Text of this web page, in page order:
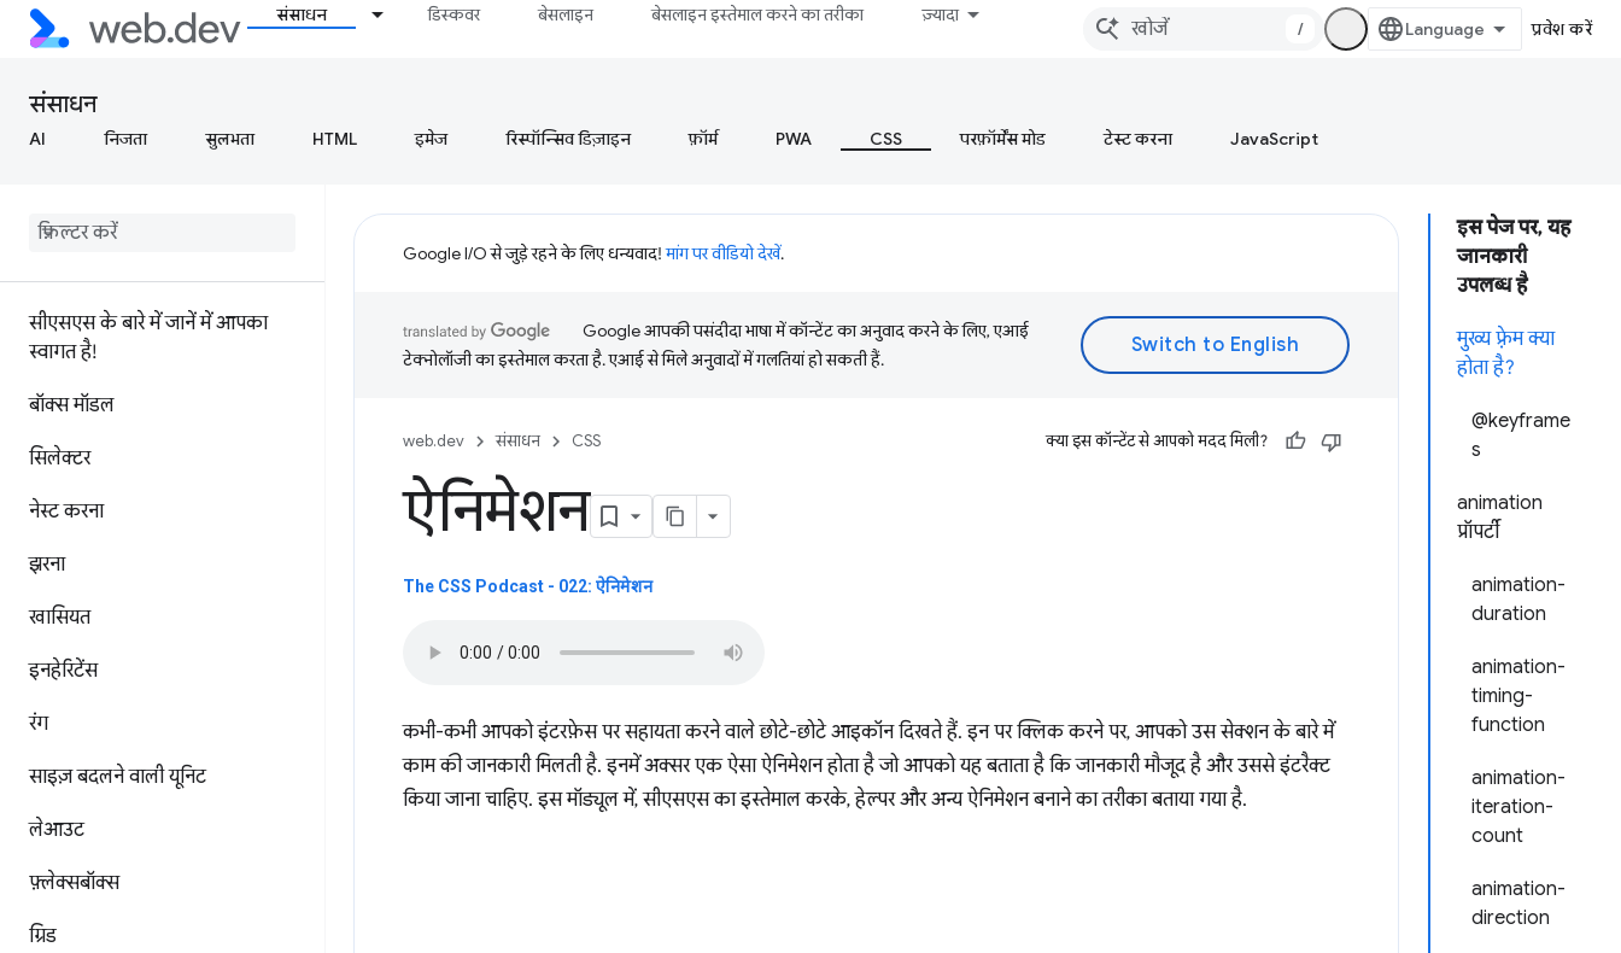
संसाधन डिस्कवर बेसलाइन बेसलाइन इस्तेमाल करने का तरीका ज़्यादा
/ प्रवेश करें
संसाधन
AI निजता सुलभता HTML इमेज रिस्पॉन्सिव डिज़ाइन फ़ॉर्म PWA CSS परफ़ॉर्मेंस मोड टेस्ट करना JavaScript
सीएसएस के बारे में जानें में आपका
स्वागत है!
बॉक्स मॉडल
सिलेक्टर
नेस्ट करना
झरना
खासियत
इनहेरिटेंस
रंग
साइज़ बदलने वाली यूनिट
लेआउट
फ़्लेक्सबॉक्स
ग्रिड
इस पेज पर, यह
जानकारी
उपलब्ध है
मुख्य फ़्रेम क्या
होता है?
@keyframe
s
animation
प्रॉपर्टी
animation-
duration
animation-
timing-
function
animation-
iteration-
count
animation-
direction
Google I/O से जुड़े रहने के लिए धन्यवाद!मांग पर वीडियो देखें.
Google आपकी पसंदीदा भाषा में कॉन्टेंट का अनुवाद करने के लिए, एआई
टेक्नोलॉजी का इस्तेमाल करता है. एआई से मिले अनुवादों में गलतियां हो सकती हैं.
web.dev संसाधन CSS क्या इस कॉन्टेंट से आपको मदद मिली?
ऐनिमेशन
The CSS Podcast - 022: ऐनिमेशन
कभी-कभी आपको इंटरफ़ेस पर सहायता करने वाले छोटे-छोटे आइकॉन दिखते हैं. इन पर क्लिक करने पर, आपको उस सेक्शन के बारे में
काम की जानकारी मिलती है. इनमें अक्सर एक ऐसा ऐनिमेशन होता है जो आपको यह बताता है कि जानकारी मौजूद है और उससे इंटरैक्ट
किया जाना चाहिए. इस मॉड्यूल में, सीएसएस का इस्तेमाल करके, हेल्पर और अन्य ऐनिमेशन बनाने का तरीका बताया गया है.